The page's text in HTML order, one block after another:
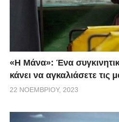
«H Μάνα»: Ένα
κάνει να αγκαλιάσετε
22 ΝΟΕΜΒΡΊΟΥ, 2023